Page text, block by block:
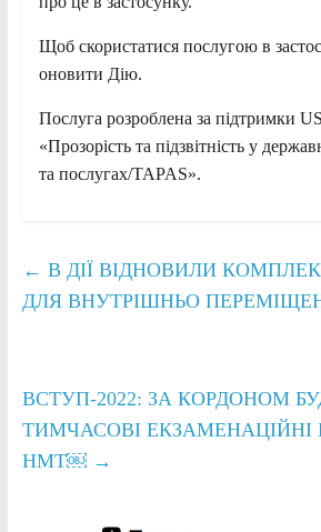
Щоб скористатися послугою в
оновити Дію.
Послуга розроблена за підтримки
«Прозорість та підзвітність у
та послугах/TAPAS».
← В ДІЇ ВІДНОВИЛИ
ДЛЯ ВНУТРІШНЬО
ВСТУП-2022: ЗА КОРДОНОМ
ТИМЧАСОВІ ЕКЗАМЕНАЦІЙНІ
НМТ￼ →